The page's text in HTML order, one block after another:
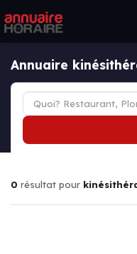
Annuaire
0 résultat pour